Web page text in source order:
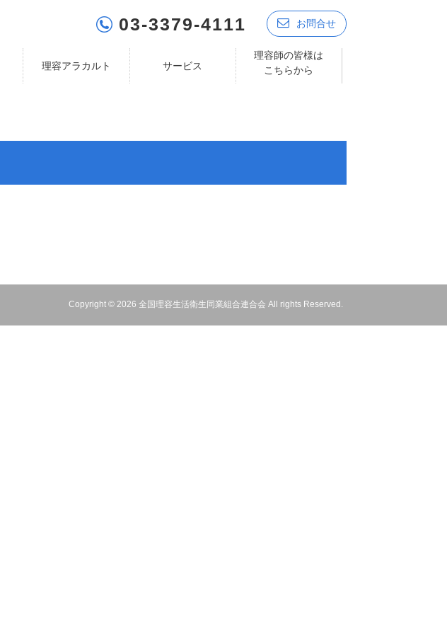
03-3379-4111 お問合せ
理容アラカルト サービス
理容師の皆様は
こちらから
Copyright © 2026 全国理容生活衛生同業組合連合会 All rights Reserved.